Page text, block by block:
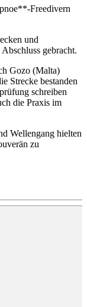
Freedivern
und
gebracht.
Gozo (Malta)
Strecke bestanden
schreiben
die Praxis im
Wellengang hielten
zu